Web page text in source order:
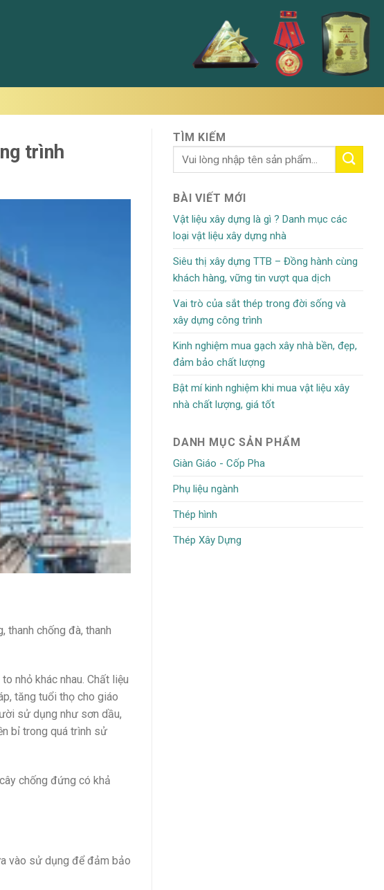
trình
thanh chống đà, thanh
nhỏ khác nhau. Chất liệu
tăng tuổi thọ cho giáo
sử dụng như sơn dầu,
bỉ trong quá trình sử
chống đứng có khả
vào sử dụng để đảm bảo
TÌM KIẾM
BÀI VIẾT MỚI
Vật liệu xây dựng là gì ? Danh mục các
loại vật liệu xây dựng nhà
Siêu thị xây dựng TTB – Đồng hành cùng
khách hàng, vững tin vượt qua dịch
Vai trò của sắt thép trong đời sống và
xây dựng công trình
Kinh nghiệm mua gạch xây nhà bền, đẹp,
đảm bảo chất lượng
Bật mí kinh nghiệm khi mua vật liệu xây
nhà chất lượng, giá tốt
DANH MỤC SẢN PHẨM
Giàn Giáo - Cốp Pha
Phụ liệu ngành
Thép hình
Thép Xây Dựng